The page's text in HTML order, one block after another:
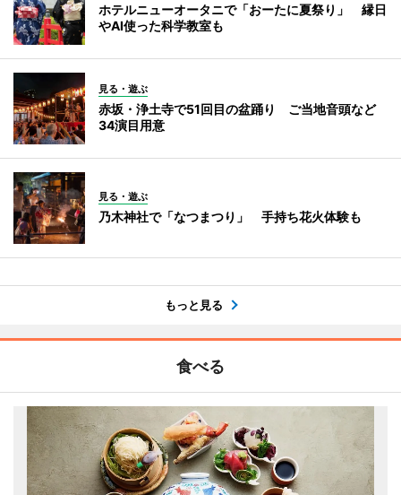
ホテルニューオータニで「おーたに夏祭り」 縁日
やAI使った科学教室も
見る・遊ぶ
赤坂・浄土寺で51回目の盆踊り ご当地音頭など
34演目用意
見る・遊ぶ
乃木神社で「なつまつり」 手持ち花火体験も
もっと見る
食べる